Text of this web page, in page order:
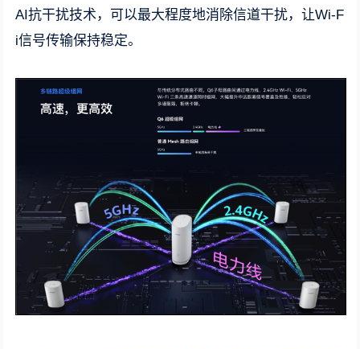
AI抗干扰技术，可以最大程度地消除信道干扰，让Wi-F
i信号传输保持稳定。